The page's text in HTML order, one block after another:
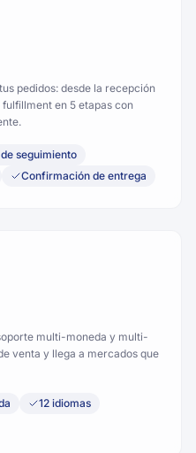
pedidos: desde la recepción
en 5 etapas con
seguimiento
Confirmación de entrega
multi-moneda y multi-
venta y llega a mercados que
12 idiomas